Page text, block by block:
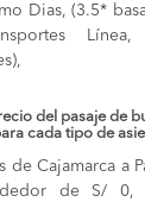
Dias, (3.5*
del pasaje de
cada tipo de
de Cajamarca a
de S/ 0,